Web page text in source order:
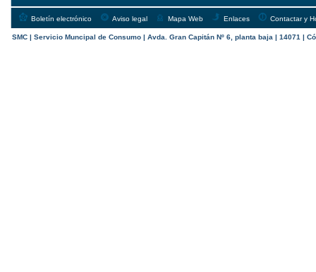
Boletín electrónico Aviso legal Mapa Web Enlaces Contactar y
SMC | Servicio Muncipal de Consumo | Avda. Gran Capitán Nº 6, planta baja | 14071 |